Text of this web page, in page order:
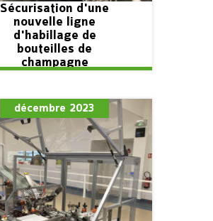
Sécurisation d'une
nouvelle ligne
d'habillage de
bouteilles de
champagne
décembre 2023